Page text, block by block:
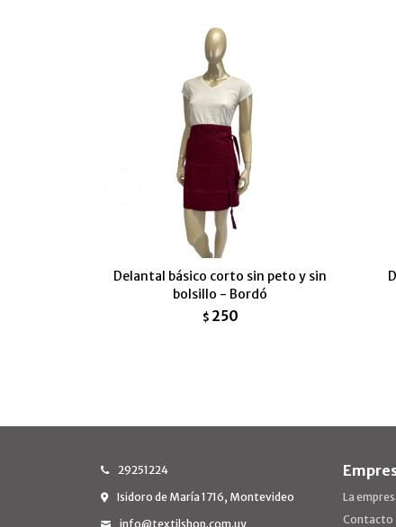
Delantal básico corto sin peto y sin
bolsillo - Bordó
$ 250
29251224
Isidoro de María 1716, Montevideo
info@textilshop.com.uy
La
Contacto